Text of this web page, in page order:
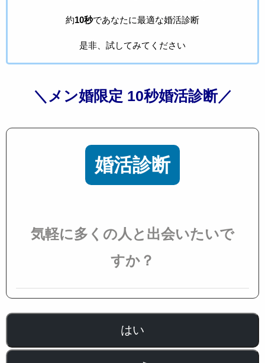
約10秒であなたに最適な婚活診断
是非、試してみてください
＼メン婚限定 10秒婚活診断／
婚活診断
気軽に多くの人と出会いたいで
すか？
はい